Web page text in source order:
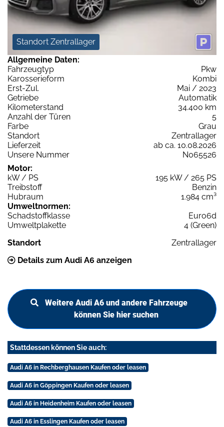
Standort Zentrallager
Allgemeine Daten:
Fahrzeugtyp
Pkw
Karosserieform
Kombi
Erst-Zul.
Mai / 2023
Getriebe
Automatik
Kilometerstand
34.400 km
Anzahl der Türen
5
Farbe
Grau
Standort
Zentrallager
Lieferzeit
ab ca. 10.08.2026
Unsere Nummer
N065526
Motor:
kW / PS
195 kW / 265 PS
Treibstoff
Benzin
Hubraum
1.984 cm³
Umweltnormen:
Schadstoffklasse
Euro6d
Umweltplakette
4 (Green)
Standort
Zentrallager
Details zum Audi A6 anzeigen
Weitere Audi A6 und andere Fahrzeuge
können Sie hier suchen
Stattdessen können Sie auch:
Audi A6 in Rechberghausen Kaufen oder leasen
Audi A6 in Göppingen Kaufen oder leasen
Audi A6 in Heidenheim Kaufen oder leasen
Audi A6 in Esslingen Kaufen oder leasen